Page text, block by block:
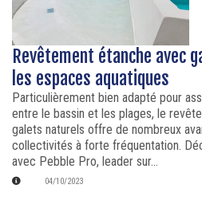
Revêtement étanche avec
les espaces aquatiques
Particulièrement bien adapté pour
entre le bassin et les plages, le
galets naturels offre de nombreux
collectivités à forte fréquentation.
avec Pebble Pro, leader sur...
04/10/2023